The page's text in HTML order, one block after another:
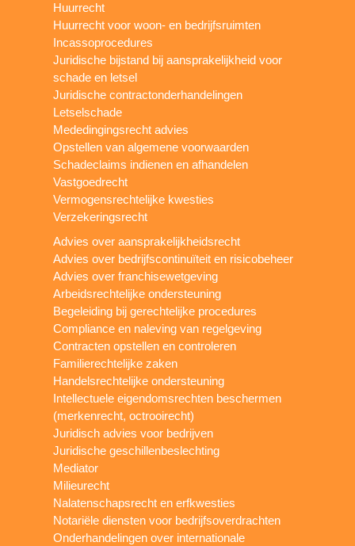
Huurrecht
Huurrecht voor woon- en bedrijfsruimten
Incassoprocedures
Juridische bijstand bij aansprakelijkheid voor
schade en letsel
Juridische contractonderhandelingen
Letselschade
Mededingingsrecht advies
Opstellen van algemene voorwaarden
Schadeclaims indienen en afhandelen
Vastgoedrecht
Vermogensrechtelijke kwesties
Verzekeringsrecht
Advies over aansprakelijkheidsrecht
Advies over bedrijfscontinuïteit en risicobeheer
Advies over franchisewetgeving
Arbeidsrechtelijke ondersteuning
Begeleiding bij gerechtelijke procedures
Compliance en naleving van regelgeving
Contracten opstellen en controleren
Familierechtelijke zaken
Handelsrechtelijke ondersteuning
Intellectuele eigendomsrechten beschermen
(merkenrecht, octrooirecht)
Juridisch advies voor bedrijven
Juridische geschillenbeslechting
Mediator
Milieurecht
Nalatenschapsrecht en erfkwesties
Notariële diensten voor bedrijfsoverdrachten
Onderhandelingen over internationale